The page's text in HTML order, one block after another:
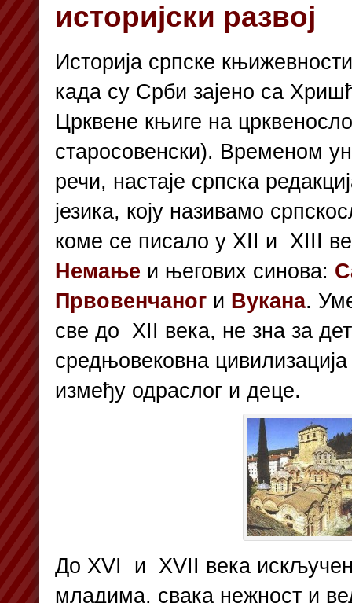
историјски развој
Историја српске
када су Срби зајено са
Црквене књиге на
старосовенски). Временом
речи, настаје српска
језика, коју називамо
коме се писало у XII и XIII
Немање и његових синова:
Првовенчаног и Вукана.
све до XII века, не зна за
средњовековна
између одраслог и деце.
До XVI и XVII века
младима, свака нежност и